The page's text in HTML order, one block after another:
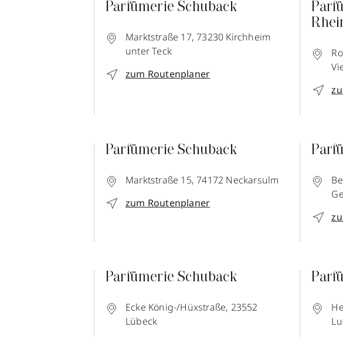
Parfümerie Schuback
Marktstraße 17, 73230 Kirchheim
unter Teck
zum Routenplaner
Parfümerie Schuback
Marktstraße 15, 74172 Neckarsulm
zum Routenplaner
Parfümerie Schuback
Ecke König-/Hüxstraße, 23552
Lübeck